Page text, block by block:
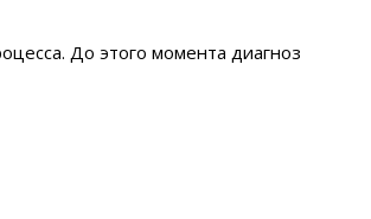
До этого момента диагноз